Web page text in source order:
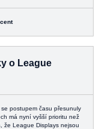
o League
postupem času přesunuly
má nyní vyšší prioritu než
že League Displays nejsou